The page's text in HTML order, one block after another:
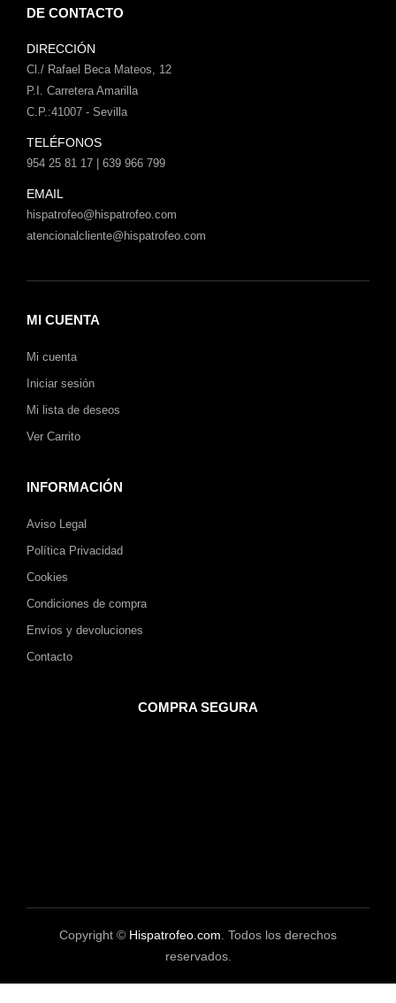
DE CONTACTO
DIRECCIÓN
Cl./ Rafael Beca Mateos, 12
P.I. Carretera Amarilla
C.P.:41007 - Sevilla
TELÉFONOS
954 25 81 17 | 639 966 799
EMAIL
hispatrofeo@hispatrofeo.com
atencionalcliente@hispatrofeo.com
MI CUENTA
Mi cuenta
Iniciar sesión
Mi lista de deseos
Ver Carrito
INFORMACIÓN
Aviso Legal
Política Privacidad
Cookies
Condiciones de compra
Envíos y devoluciones
Contacto
COMPRA SEGURA
Copyright © Hispatrofeo.com . Todos los derechos
reservados.